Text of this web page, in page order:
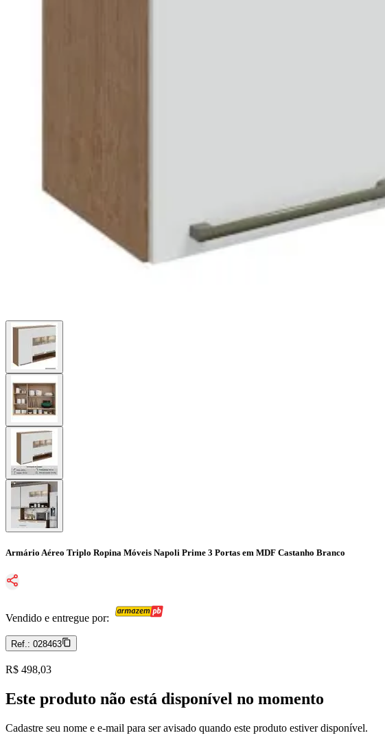
Armário Aéreo Triplo Ropina Móveis Napoli Prime 3 Portas em MDF Castanho Branco
Vendido e entregue por:
Ref.: 028463
Price:
R$ 498,03
Este produto não está disponível no momento
Cadastre seu nome e e-mail para ser avisado quando este produto estiver disponível.